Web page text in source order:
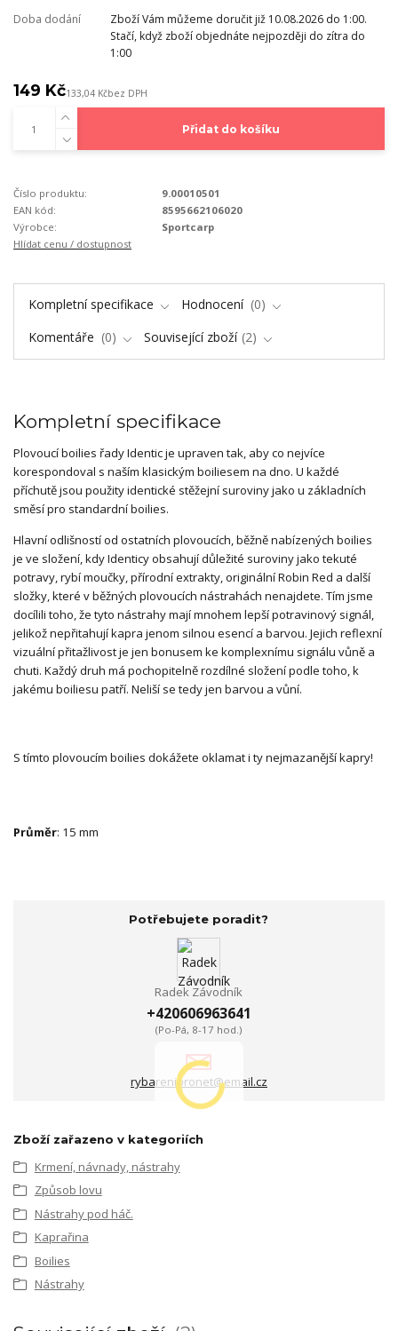
Doba dodání
Zboží Vám můžeme doručit již 10.08.2026 do 1:00.
Stačí, když zboží objednáte nejpozději do zítra do
1:00
149 Kč133,04 Kčbez DPH
Přidat do košíku
Číslo produktu:
9.00010501
EAN kód:
8595662106020
Výrobce:
Sportcarp
Hlídat cenu / dostupnost
Kompletní specifikace Hodnocení
0
Komentáře
0 Související zboží 2
Kompletní specifikace
Plovoucí boilies řady Identic je upraven tak, aby co nejvíce
korespondoval s naším klasickým boiliesem na dno. U každé
příchutě jsou použity identické stěžejní suroviny jako u základních
směsí pro standardní boilies.
Hlavní odlišností od ostatních plovoucích, běžně nabízených boilies
je ve složení, kdy Identicy obsahují důležité suroviny jako tekuté
potravy, rybí moučky, přírodní extrakty, originální Robin Red a další
složky, které v běžných plovoucích nástrahách nenajdete. Tím jsme
docílili toho, že tyto nástrahy mají mnohem lepší potravinový signál,
jelikož nepřitahují kapra jenom silnou esencí a barvou. Jejich reflexní
vizuální přitažlivost je jen bonusem ke komplexnímu signálu vůně a
chuti. Každý druh má pochopitelně rozdílné složení podle toho, k
jakému boiliesu patří. Neliší se tedy jen barvou a vůní.
S tímto plovoucím boilies dokážete oklamat i ty nejmazanější kapry!
Průměr: 15 mm
Potřebujete poradit?
Radek Závodník
+420606963641
(Po-Pá, 8-17 hod.)
rybarenipronet@email.cz
Zboží zařazeno v kategoriích
Krmení, návnady, nástrahy
Způsob lovu
Nástrahy pod háč.
Kaprařina
Boilies
Nástrahy